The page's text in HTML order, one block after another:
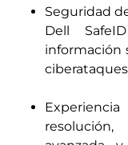
Seguridad
Dell
información
resolución,